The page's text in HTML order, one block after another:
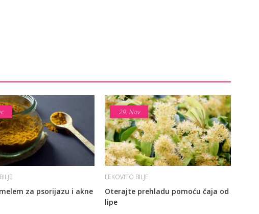
za psorijazu i akne
29. Nov
LEKOVITO BILJE
Oterajte prehladu pomoću čaja od
lipe